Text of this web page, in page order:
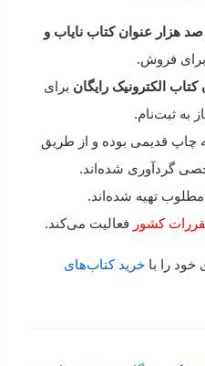
صد هزار عنوان کتاب نایاب و
فروش.
الکترونیک رایگان برای
به ثبت‌نام.
چاپ قدیمی بوده و از طریق
گردآوری شده‌اند.
تهیه شده‌اند.
کشور فعالیت می‌کند.
خود را با خرید کتاب‌های